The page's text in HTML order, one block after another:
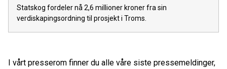
Statskog fordeler nå 2,6 millioner kroner fra sin
verdiskapingsordning til prosjekt i Troms.
I vårt presserom finner du alle våre siste pressemeldinger,